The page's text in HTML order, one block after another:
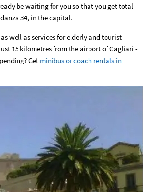
be waiting for you so that you get total
34, in the capital.
well as services for elderly and tourist
15 kilometres from the airport of Cagliari -
Get minibus or coach rentals in